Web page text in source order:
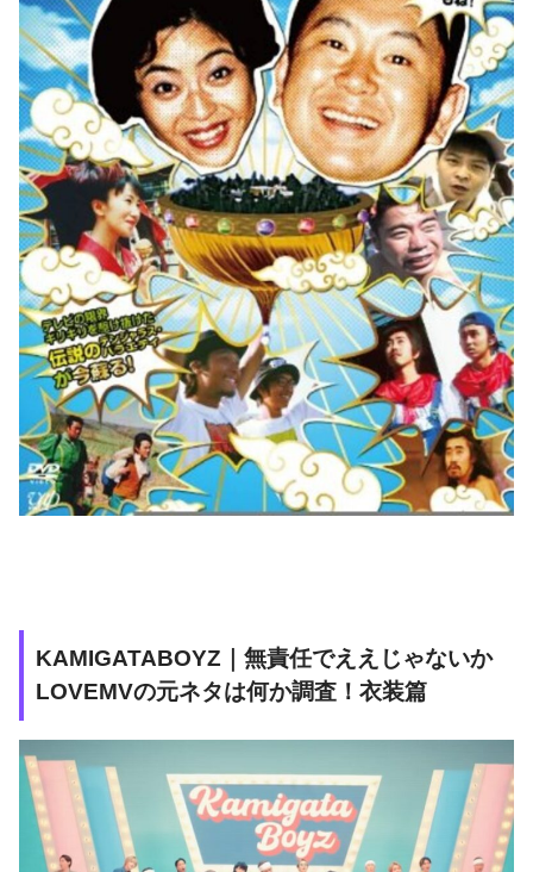
KAMIGATABOYZ｜無責任でええじゃないか
LOVEMVの元ネタは何か調査！衣装篇